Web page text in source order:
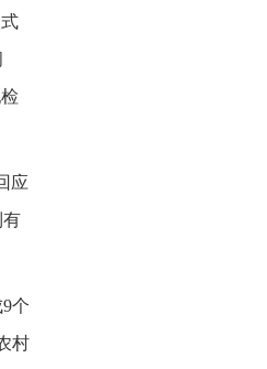
应
有
个
村